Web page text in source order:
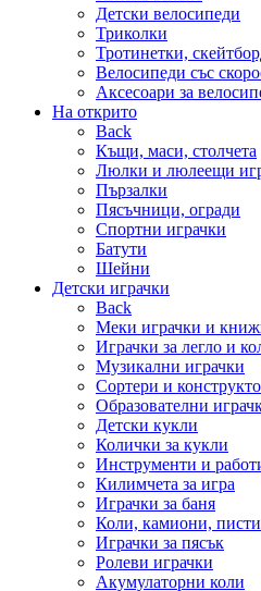
Детски велосипеди
Триколки
Тротинетки,
Велосипеди със
Аксесоари за
На открито
Back
Къщи, маси, столчета
Люлки и люлеещи
Пързалки
Пясъчници, огради
Спортни играчки
Батути
Шейни
Детски играчки
Back
Меки играчки и
Играчки за легло и
Музикални играчки
Сортери и
Образователни
Детски кукли
Колички за кукли
Инструменти и
Килимчета за игра
Играчки за баня
Коли, камиони, писти
Играчки за пясък
Ролеви играчки
Акумулаторни коли